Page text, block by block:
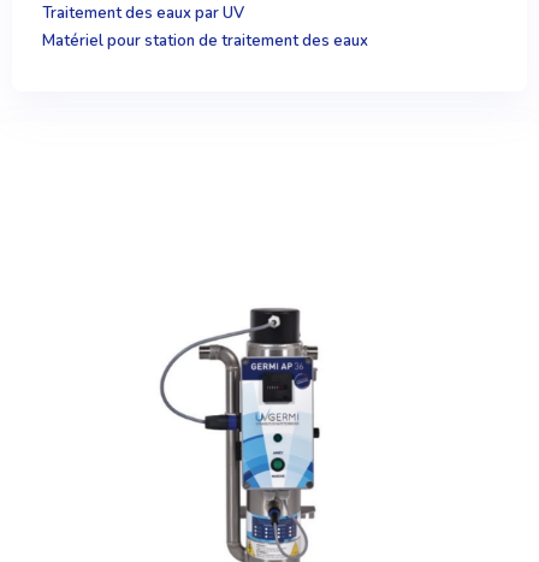
Traitement des eaux par UV
Matériel pour station de traitement des eaux